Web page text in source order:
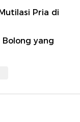
Pria di
yang